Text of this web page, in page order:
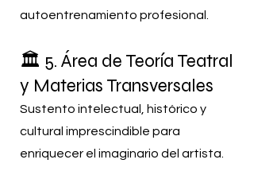
autoentrenamiento profesional.
🏛️ 5. Área de Teoría Teatral
y Materias Transversales
Sustento intelectual, histórico y
cultural imprescindible para
enriquecer el imaginario del artista.